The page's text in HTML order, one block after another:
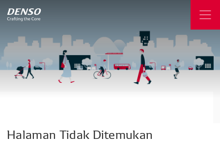
Halaman Tidak Ditemukan